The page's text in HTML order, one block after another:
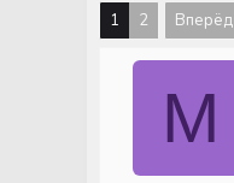
р
т
1 2 Вперёд
M